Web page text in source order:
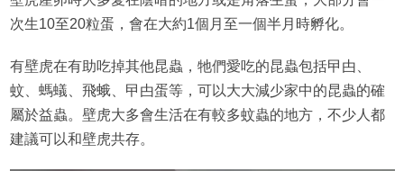
次生10至20粒蛋，會在大約1個月至一個半月時孵化。
有壁虎在有助吃掉其他昆蟲，牠們愛吃的昆蟲包括曱甴、
蚊、螞蟻、飛蛾、曱甴蛋等，可以大大減少家中的昆蟲的確
屬於益蟲。壁虎大多會生活在有較多蚊蟲的地方，不少人都
建議可以和壁虎共存。